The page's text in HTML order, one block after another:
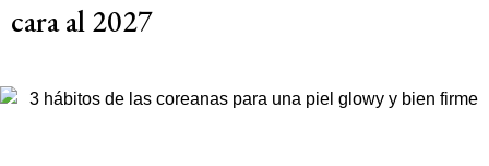
cara al 2027